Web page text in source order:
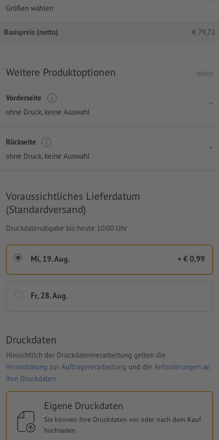
Größen wählen
Basispreis (netto) € 79,72
Weitere Produktoptionen netto
Vorderseite
ohne Druck, keine Auswahl
Rückseite
ohne Druck, keine Auswahl
Voraussichtliches Lieferdatum
(Standardversand)
Druckdatenabgabe bis heute 10:00 Uhr
Mi, 19. Aug. + € 0,99
Fr, 28. Aug.
Druckdaten
Hinsichtlich der Druckdatenverarbeitung gelten die
Vereinbarung zur Auftragsverarbeitung und die Anforderungen an
Ihre Druckdaten
Eigene Druckdaten
Sie können Ihre Druckdaten vor oder nach dem Kauf
hochladen.